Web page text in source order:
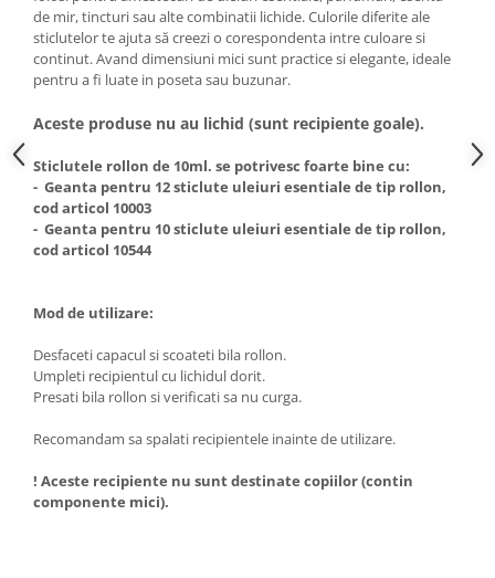
de mir, tincturi sau alte combinatii lichide. Culorile diferite ale
sticlutelor te ajutasă creezi o corespondenta intre culoare si
continut. Avand dimensiuni mici sunt practice si elegante, ideale
pentru a fi luate in poseta sau buzunar.
Aceste produse nu au lichid (sunt recipiente goale).
Sticlutele rollon de 10ml. se potrivesc foarte bine cu:
- Geanta pentru 12 sticlute uleiuri esentiale de tip rollon,
cod articol 10003
- Geanta pentru 10 sticlute uleiuri esentiale de tip rollon,
cod articol 10544
Mod de utilizare:
Desfaceti capacul si scoateti bila rollon.
Umpleti recipientul cu lichidul dorit.
Presati bila rollon si verificati sa nu curga.
Recomandam sa spalati recipientele inainte de utilizare.
! Aceste recipiente nu sunt destinate copiilor (contin
componente mici).